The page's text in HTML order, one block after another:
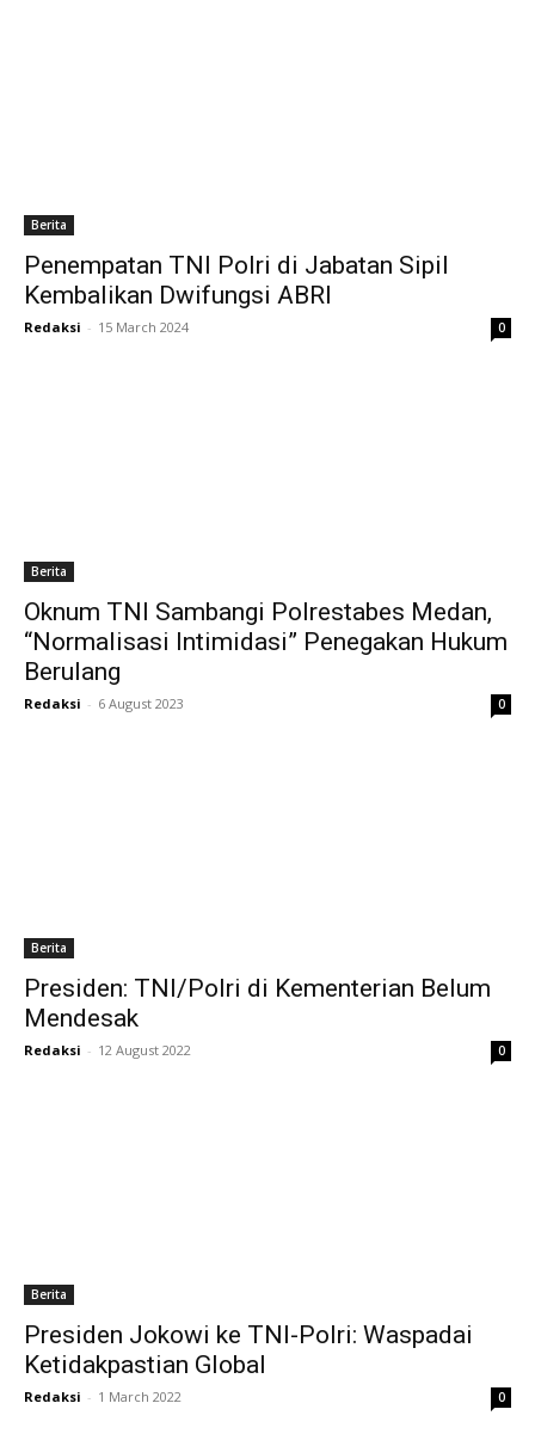
Berita
Penempatan TNI Polri di Jabatan Sipil
Kembalikan Dwifungsi ABRI
Redaksi - 15 March 2024 0
Berita
Oknum TNI Sambangi Polrestabes Medan,
“Normalisasi Intimidasi” Penegakan Hukum
Berulang
Redaksi - 6 August 2023 0
Berita
Presiden: TNI/Polri di Kementerian Belum
Mendesak
Redaksi - 12 August 2022 0
Berita
Presiden Jokowi ke TNI-Polri: Waspadai
Ketidakpastian Global
Redaksi - 1 March 2022 0